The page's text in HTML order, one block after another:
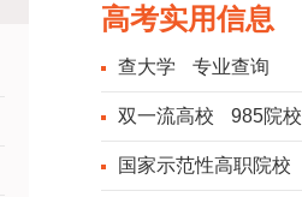
高考实用信息
查大学 专业查询
双一流高校 985院校
国家示范性高职院校